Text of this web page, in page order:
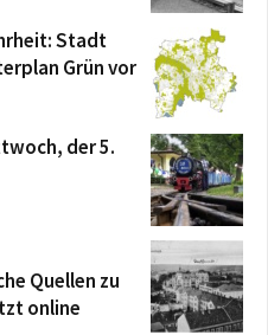
Stadt
Grün vor
der 5.
Quellen zu
online